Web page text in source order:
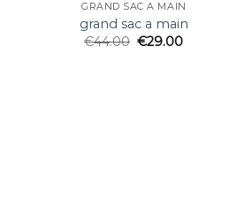
GRAND SAC A MAIN
grand sac a main
€44.00 €29.00